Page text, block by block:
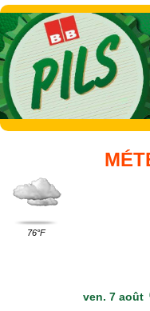
76°F
ven. 7 août